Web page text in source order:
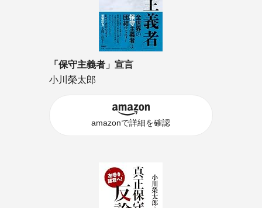
「保守主義者」宣言
小川榮太郎
amazonで詳細を確認